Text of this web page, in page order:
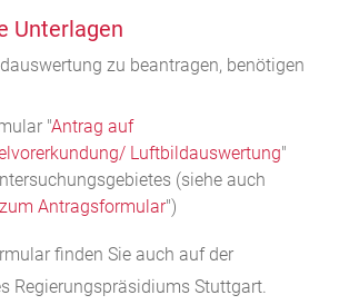
Unterlagen
zu beantragen, benötigen
"Antrag auf
Luftbildauswertung"
(siehe auch
Antragsformular")
finden Sie auch auf der
Regierungspräsidiums Stuttgart.